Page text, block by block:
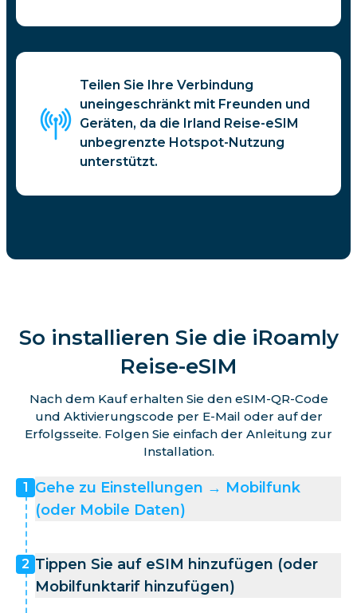
Teilen Sie Ihre Verbindung
uneingeschränkt mit Freunden und
Geräten, da die Irland Reise-eSIM
unbegrenzte Hotspot-Nutzung
unterstützt.
So installieren Sie die iRoamly
Reise-eSIM
Nach dem Kauf erhalten Sie den eSIM-QR-Code
und Aktivierungscode per E-Mail oder auf der
Erfolgsseite. Folgen Sie einfach der Anleitung zur
Installation.
1 Gehe zu Einstellungen → Mobilfunk
(oder Mobile Daten)
2 Tippen Sie auf eSIM hinzufügen (oder
Mobilfunktarif hinzufügen)